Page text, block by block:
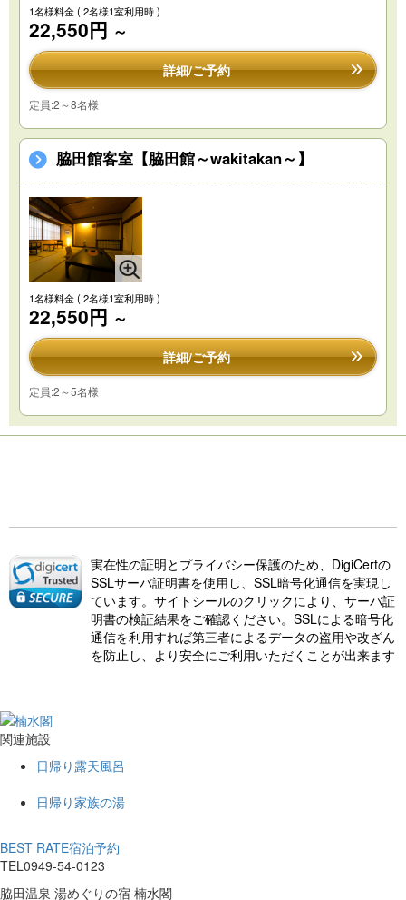
1名様料金( 2名様1室利用時 )
22,550円 ～
詳細/ご予約
定員:2～8名様
脇田館客室【脇田館～wakitakan～】
1名様料金( 2名様1室利用時 )
22,550円 ～
詳細/ご予約
定員:2～5名様
実在性の証明とプライバシー保護のため、DigiCertの
SSLサーバ証明書を使用し、SSL暗号化通信を実現し
ています。サイトシールのクリックにより、サーバ証
明書の検証結果をご確認ください。SSLによる暗号化
通信を利用すれば第三者によるデータの盗用や改ざん
を防止し、より安全にご利用いただくことが出来ます
関連施設
日帰り露天風呂
日帰り家族の湯
BEST RATE宿泊予約
TEL0949-54-0123
脇田温泉 湯めぐりの宿 楠水閣